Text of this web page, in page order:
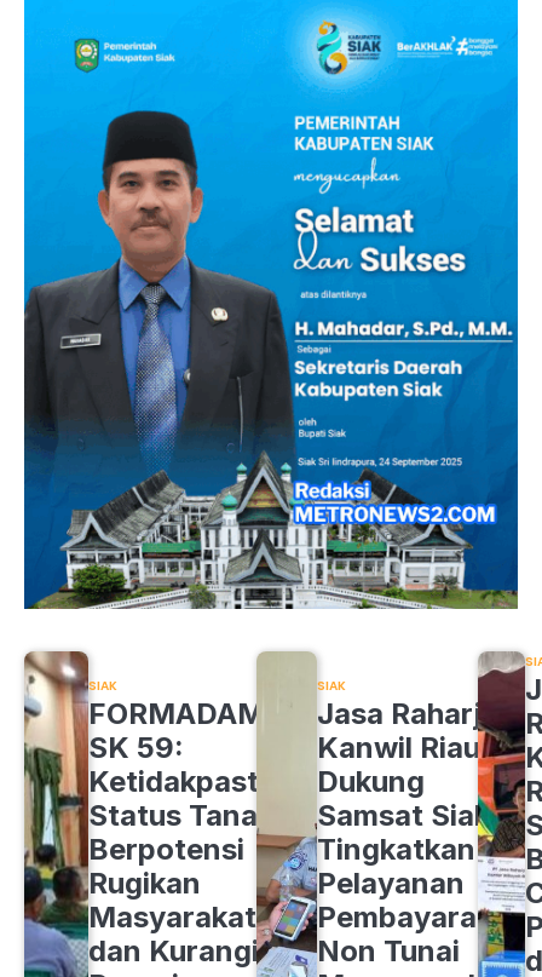
SIAK
FORMADAM
SK 59:
Ketidakpastian
Status Tanah
Berpotensi
Rugikan
Masyarakat
dan Kurangi
SIAK
Jasa Raharja
Kanwil Riau
Dukung
Samsat Siak
Tingkatkan
Pelayanan
Pembayaran
Non Tunai